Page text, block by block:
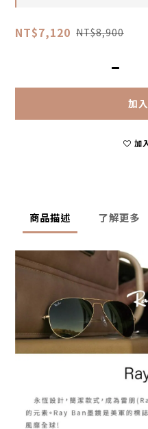
NT$7,120 NT$8,900
加
加
商品描述 了解更多